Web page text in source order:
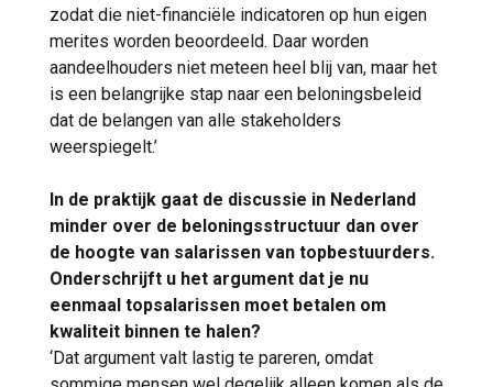
zodat die niet-financiële indicatoren op hun eigen
merites worden beoordeeld. Daar worden
aandeelhouders niet meteen heel blij van, maar het
is een belangrijke stap naar een beloningsbeleid
dat de belangen van alle stakeholders
weerspiegelt.’
In de praktijk gaat de discussie in Nederland
minder over de beloningsstructuur dan over
de hoogte van salarissen van topbestuurders.
Onderschrijft u het argument dat je nu
eenmaal topsalarissen moet betalen om
kwaliteit binnen te halen?
‘Dat argument valt lastig te pareren, omdat